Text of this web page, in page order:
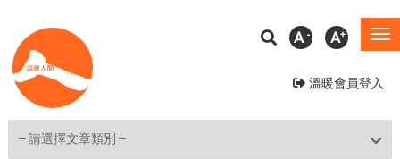
至
主
溫暖會員登入
A A
Shortcut